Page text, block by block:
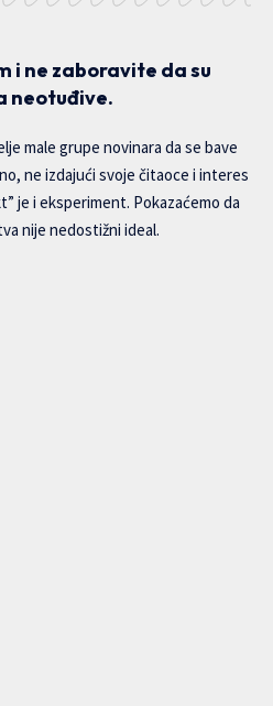
i ne zaboravite da su
neotuđive.
male grupe novinara da se bave
ne izdajući svoje čitaoce i interes
je i eksperiment. Pokazaćemo da
nije nedostižni ideal.